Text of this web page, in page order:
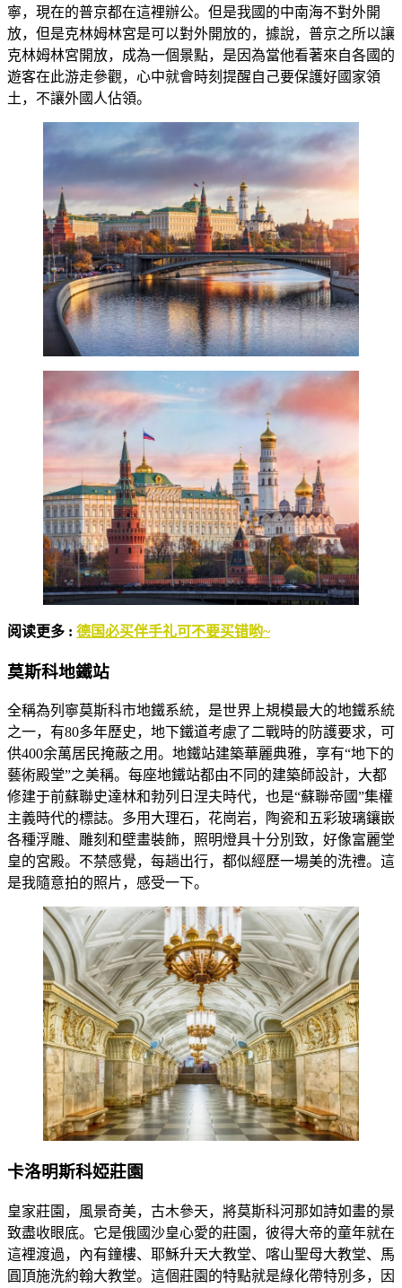
寧，現在的普京都在這裡辦公。但是我國的中南海不對外開
放，但是克林姆林宮是可以對外開放的，據說，普京之所以讓
克林姆林宮開放，成為一個景點，是因為當他看著來自各國的
遊客在此游走參觀，心中就會時刻提醒自己要保護好國家領
土，不讓外國人佔領。
阅读更多 : 德国必买伴手礼可不要买错哟~
莫斯科地鐵站
全稱為列寧莫斯科市地鐵系統，是世界上規模最大的地鐵系統
之一，有80多年歷史，地下鐵道考慮了二戰時的防護要求，可
供400余萬居民掩蔽之用。地鐵站建築華麗典雅，享有“地下的
藝術殿堂”之美稱。每座地鐵站都由不同的建築師設計，大都
修建于前蘇聯史達林和勃列日涅夫時代，也是“蘇聯帝國”集權
主義時代的標誌。多用大理石，花崗岩，陶瓷和五彩玻璃鑲嵌
各種浮雕、雕刻和壁畫裝飾，照明燈具十分別致，好像富麗堂
皇的宮殿。不禁感覺，每趟出行，都似經歷一場美的洗禮。這
是我隨意拍的照片，感受一下。
卡洛明斯科婭莊園
皇家莊園，風景奇美，古木參天，將莫斯科河那如詩如畫的景
致盡收眼底。它是俄國沙皇心愛的莊園，彼得大帝的童年就在
這裡渡過，內有鐘樓、耶穌升天大教堂、喀山聖母大教堂、馬
圓頂施洗約翰大教堂。這個莊園的特點就是綠化帶特別多，因